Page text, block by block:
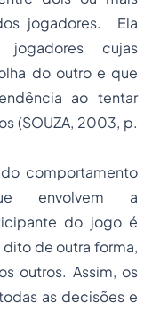
jogadores. Ela
cujas
do outro e que
ao tentar
(SOUZA, 2003, p.
comportamento
envolvem a
do jogo é
de outra forma,
outros. Assim, os
as decisões e